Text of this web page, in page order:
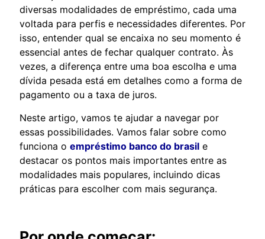
diversas modalidades de empréstimo, cada uma
voltada para perfis e necessidades diferentes. Por
isso, entender qual se encaixa no seu momento é
essencial antes de fechar qualquer contrato. Às
vezes, a diferença entre uma boa escolha e uma
dívida pesada está em detalhes como a forma de
pagamento ou a taxa de juros.
Neste artigo, vamos te ajudar a navegar por
essas possibilidades. Vamos falar sobre como
funciona o empréstimo banco do brasil e
destacar os pontos mais importantes entre as
modalidades mais populares, incluindo dicas
práticas para escolher com mais segurança.